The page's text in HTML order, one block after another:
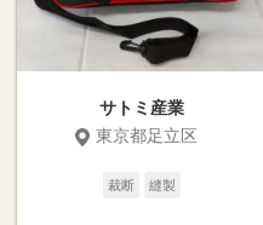
サトミ産業
東京都足立区
裁断 縫製